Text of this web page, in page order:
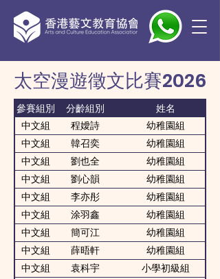
太空漫遊徵文比賽2026
參賽組別 分齡組別
姓名
中文組
程嬡詩
幼稚園組
中文組
韓召奕
幼稚園組
中文組
劉也全
幼稚園組
中文組
劉心韻
幼稚園組
中文組
李亦彤
幼稚園組
中文組
涂羽鑫
幼稚園組
中文組
簡可江
幼稚園組
中文組
薛晤軒
幼稚園組
中文組
袁科宇
小學初級組